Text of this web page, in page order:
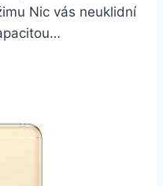
Nic vás neuklidní